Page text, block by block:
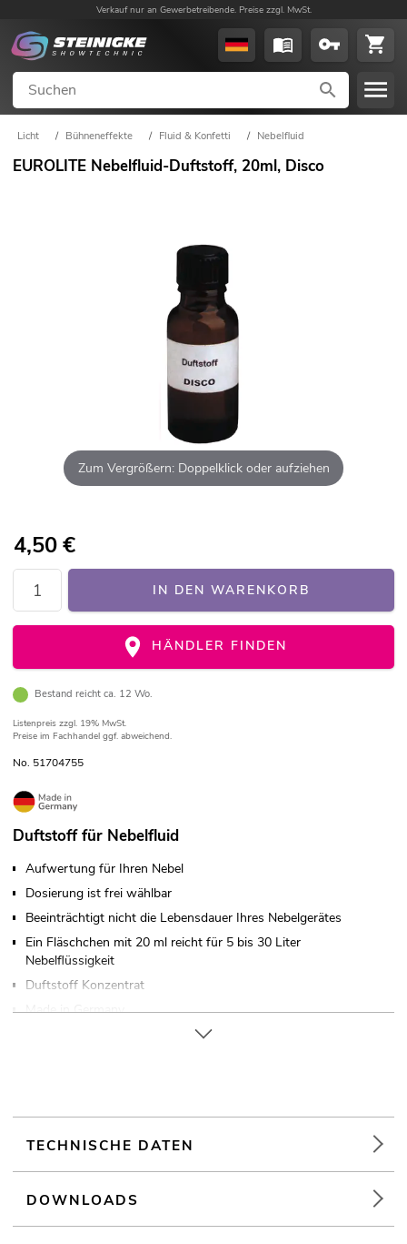
Verkauf nur an Gewerbetreibende. Preise zzgl. MwSt.
Licht / Bühneneffekte / Fluid & Konfetti / Nebelfluid
EUROLITE Nebelfluid-Duftstoff, 20ml, Disco
Zum Vergrößern: Doppelklick oder aufziehen
4,50€
IN DEN WARENKORB
HÄNDLER FINDEN
Bestand reicht ca. 12 Wo.
Listenpreis zzgl. 19% MwSt.
Preise im Fachhandel ggf. abweichend.
No. 51704755
Duftstoff für Nebelfluid
Aufwertung für Ihren Nebel
Dosierung ist frei wählbar
Beeinträchtigt nicht die Lebensdauer Ihres Nebelgerätes
Ein Fläschchen mit 20 ml reicht für 5 bis 30 Liter
Nebelflüssigkeit
Duftstoff Konzentrat
Made in Germany
Für Anwendungsgebiete wie zum Beispiel: Partykeller;
TECHNISCHE DATEN
DOWNLOADS